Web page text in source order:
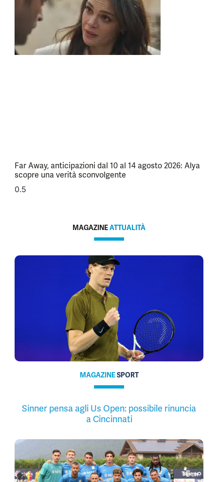
Far Away, anticipazioni dal 10 al 14 agosto 2026: Alya
scopre una verità sconvolgente
MAGAZINEATTUALITÀ
MAGAZINESPORT
Sinner pensa agli Us Open: possibile rinuncia
a Cincinnati